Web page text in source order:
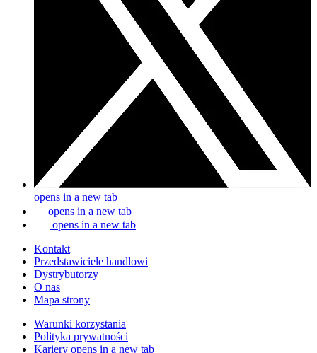
opens in a new tab
opens in a new tab
opens in a new tab
Kontakt
Przedstawiciele handlowi
Dystrybutorzy
O nas
Mapa strony
Warunki korzystania
Polityka prywatności
Kariery opens in a new tab